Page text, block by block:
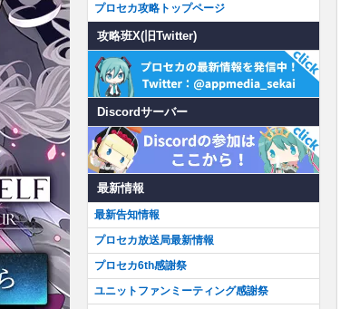
プロセカ攻略トップページ
攻略班X(旧Twitter)
Discordサーバー
最新情報
最新告知情報
プロセカ放送局最新情報
プロセカ6th感謝祭
ユニットファンミーティング感謝祭